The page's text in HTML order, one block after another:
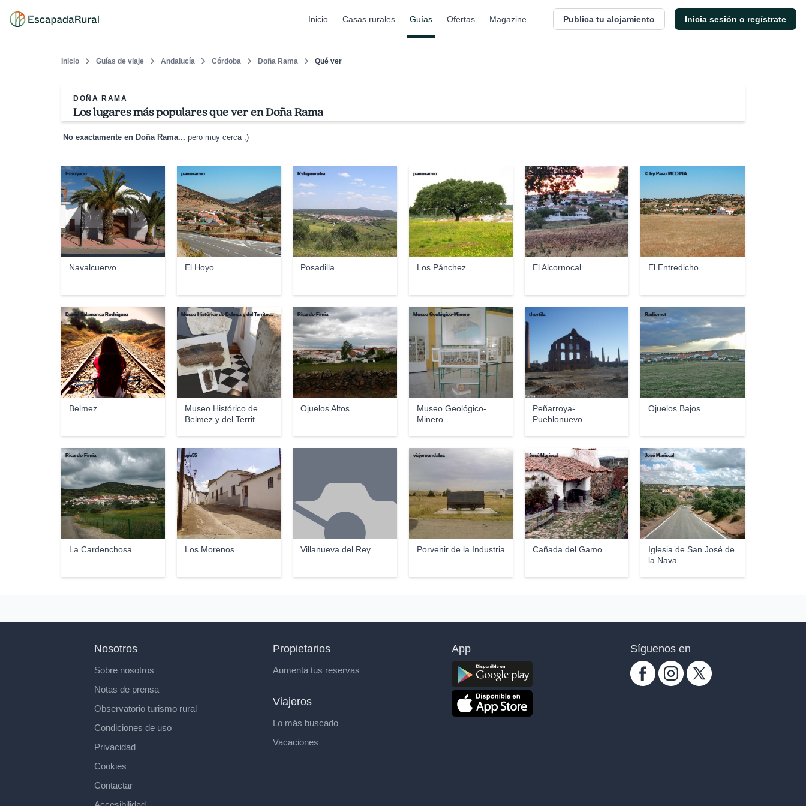
Inicio Casas rurales Guías Ofertas Magazine Publica tu alojamiento Inicia sesión o regístrate
Inicio Guías de viaje Andalucía Córdoba Doña Rama Qué ver
DOÑA RAMA
Los lugares más populares que ver en Doña Rama
No exactamente en Doña Rama... pero muy cerca ;)
Navalcuervo
f-moyano
El Hoyo
panoramio
Posadilla
Rsfigueroba
Los Pánchez
panoramio
El Alcornocal
Ana Ballesta Rodriguez
El Entredicho
© by Paco MEDINA
Belmez
Daniel Salamanca Rodríguez
Museo Histórico de
Belmez y del Territ...
Museo Histórico de Belmez y del Territorio Minero
Ojuelos Altos
Ricardo Fimia
Museo Geológico-
Minero
Museo Geológico-Minero
Peñarroya-
Pueblonuevo
thortila
Ojuelos Bajos
Radiomet
La Cardenchosa
Ricardo Fimia
Los Morenos
pepe55
Villanueva del Rey Porvenir de la Industria
viajeroandaluz
Cañada del Gamo
José Mariscal
Iglesia de San José de
la Nava
José Mariscal
Nosotros
Sobre nosotros
Notas de prensa
Observatorio turismo rural
Condiciones de uso
Privacidad
Cookies
Contactar
Propietarios
Aumenta tus reservas
Viajeros
Lo más buscado
Vacaciones
App Síguenos en